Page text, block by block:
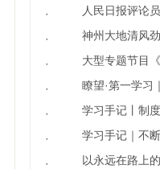
· 人民日报评论
· 神州大地清风
· 大型专题节目
· 瞭望·第一学习
· 学习手记丨制
· 学习手记｜不
· 以永远在路上